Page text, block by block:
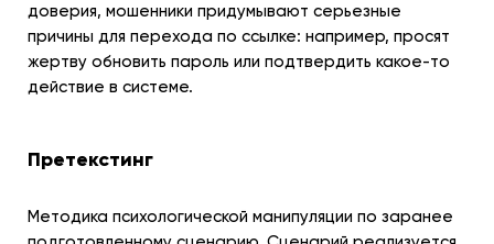
доверия, мошенники придумывают серьезные
причины для перехода по ссылке: например, просят
жертву обновить пароль или подтвердить какое-то
действие в системе.
Претекстинг
Методика психологической манипуляции по заранее